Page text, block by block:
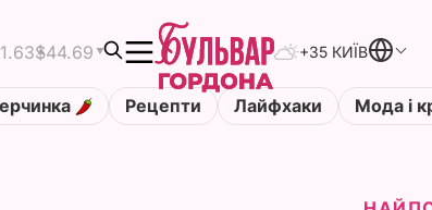
$44.69 +35 КИЇВ
Рецепти Лайфхаки Мода і